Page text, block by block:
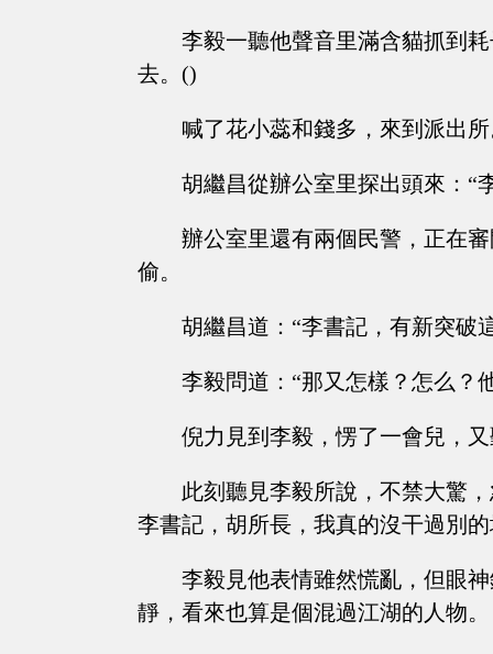
李毅一聽他聲音里滿含貓抓到
去。()
喊了花小蕊和錢多，來到派出
胡繼昌從辦公室里探出頭來：“
辦公室里還有兩個民警，正在
偷。
胡繼昌道：“李書記，有新突破
李毅問道：“那又怎樣？怎么？
倪力見到李毅，愣了一會兒，
此刻聽見李毅所說，不禁大驚
李書記，胡所長，我真的沒干過別
李毅見他表情雖然慌亂，但眼
靜，看來也算是個混過江湖的人物。